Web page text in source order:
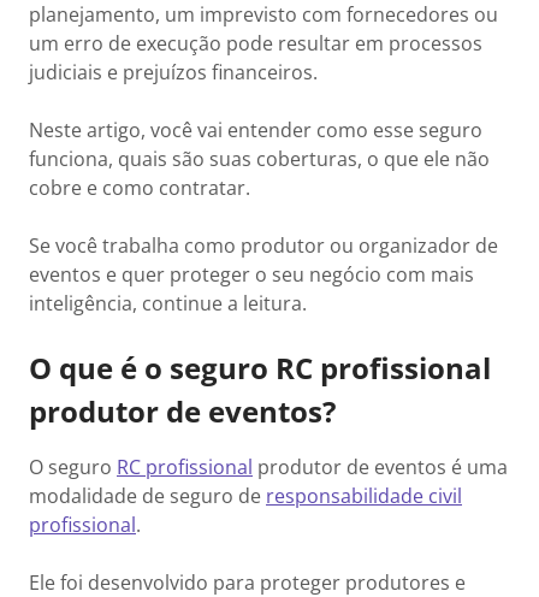
planejamento, um imprevisto com fornecedores ou
um erro de execução pode resultar em processos
judiciais e prejuízos financeiros.
Neste artigo, você vai entender como esse seguro
funciona, quais são suas coberturas, o que ele não
cobre e como contratar.
Se você trabalha como produtor ou organizador de
eventos e quer proteger o seu negócio com mais
inteligência, continue a leitura.
O que é o seguro RC profissional
produtor de eventos?
O seguro RC profissional produtor de eventos é uma
modalidade de seguro de responsabilidade civil
profissional.
Ele foi desenvolvido para proteger produtores e